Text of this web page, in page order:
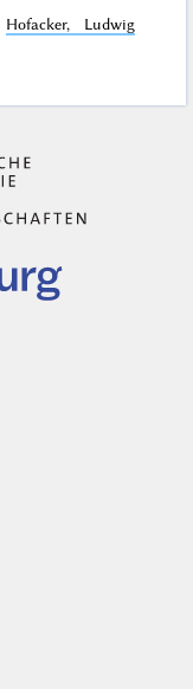
Hofacker, Ludwig